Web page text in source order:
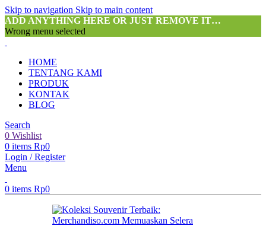
Skip to navigation Skip to main content
ADD ANYTHING HERE OR JUST REMOVE IT…
Wrong menu selected
HOME
TENTANG KAMI
PRODUK
KONTAK
BLOG
Search
0 Wishlist
0 items Rp0
Login / Register
Menu
0 items Rp0